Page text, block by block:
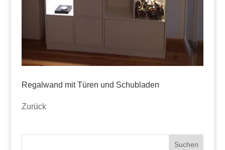
Regalwand mit Türen und Schubladen
Zurück